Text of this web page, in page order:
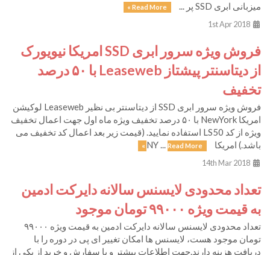
میزبانی ابری SSD پر ...
Read More »
فروش ویژه سرور ابری SSD امریکا نیویورک
از دیتاسنتر پیشتاز Leaseweb با ۵۰ درصد
تخفیف
فروش ویژه سرور ابری SSD از دیتاسنتر بی نظیر Leaseweb لوکیشن
امریکا NewYork با ۵۰ درصد تخفیف ویژه ماه اول جهت اعمال تخفیف
ویژه از کد LS50 استفاده نمایید. (قیمت زیر بعد اعمال کد تخفیف می
باشد.) امریکا NY ...
Read More »
تعداد محدودی لایسنس سالانه دایرکت ادمین
به قیمت ویژه ۹۹۰۰۰ تومان موجود
تعداد محدودی لایسنس سالانه دایرکت ادمین به قیمت ویژه ۹۹۰۰۰
تومان موجود هست، لایسنس ها امکان تغییر ای پی در دوره را با
دریافت هزینه دارند.جهت اطلاعات بیشتر و یا سفارش و خرید از یکی از